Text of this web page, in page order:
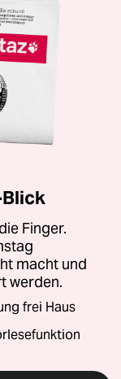
Finger.
macht und
werden.
frei Haus